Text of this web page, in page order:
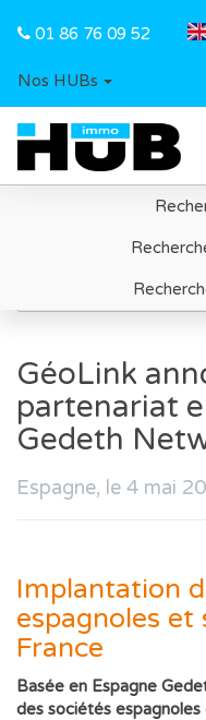
01 86 76 09 52
Nos HUBs
Gedeth Network
GéoLink
partenariat
Gedeth
Espagne, le 4 mai
Implantation
espagnoles et
France
Basée en Espagne
des sociétés